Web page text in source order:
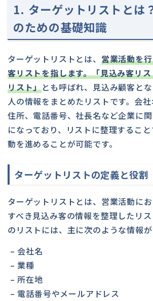
1. ターゲットリストとは
のための基礎知識
ターゲットリストとは、 営業活動を
客リストを指します。「見込み客リ
リスト」とも呼ばれ、見込み顧客と
人の情報をまとめたリストです。会社
住所、電話番号、社長名など企業に
になっており、リストに整理するこ
動を進めることが可能です。
ターゲットリストの定義と役割
ターゲットリストとは、営業活動に
すべき見込み客の情報を整理したリ
のリストには、主に次のような情報が
– 会社名
– 業種
– 所在地
– 電話番号やメールアドレス